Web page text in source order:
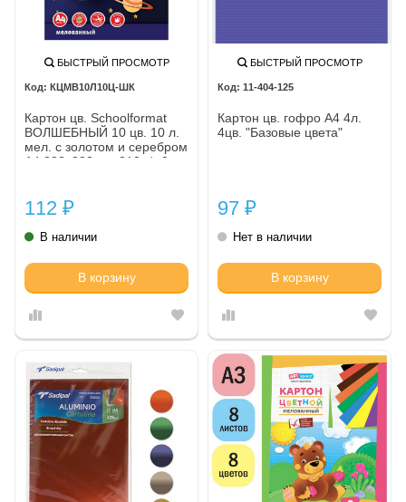
БЫСТРЫЙ ПРОСМОТР
КЦМВ10Л10Ц-ШК
Картон цв. Schoolformat
ВОЛШЕБНЫЙ 10 цв. 10 л.
мел. с золотом и серебром
А4 202х282 мм 210 г/м2 в
112 ₽
В наличии
В корзину
БЫСТРЫЙ ПРОСМОТР
11-404-125
Картон цв. гофро А4 4л.
4цв. "Базовые цвета"
97 ₽
Нет в наличии
В корзину